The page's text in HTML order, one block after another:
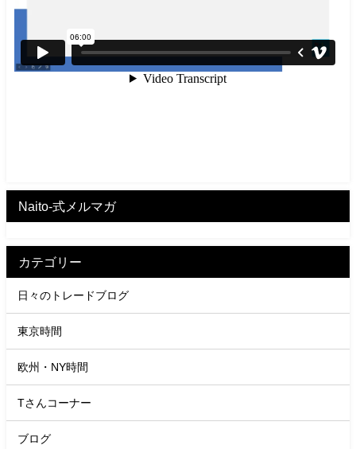
Naito-式メルマガ
カテゴリー
日々のトレードブログ
東京時間
欧州・NY時間
Tさんコーナー
ブログ